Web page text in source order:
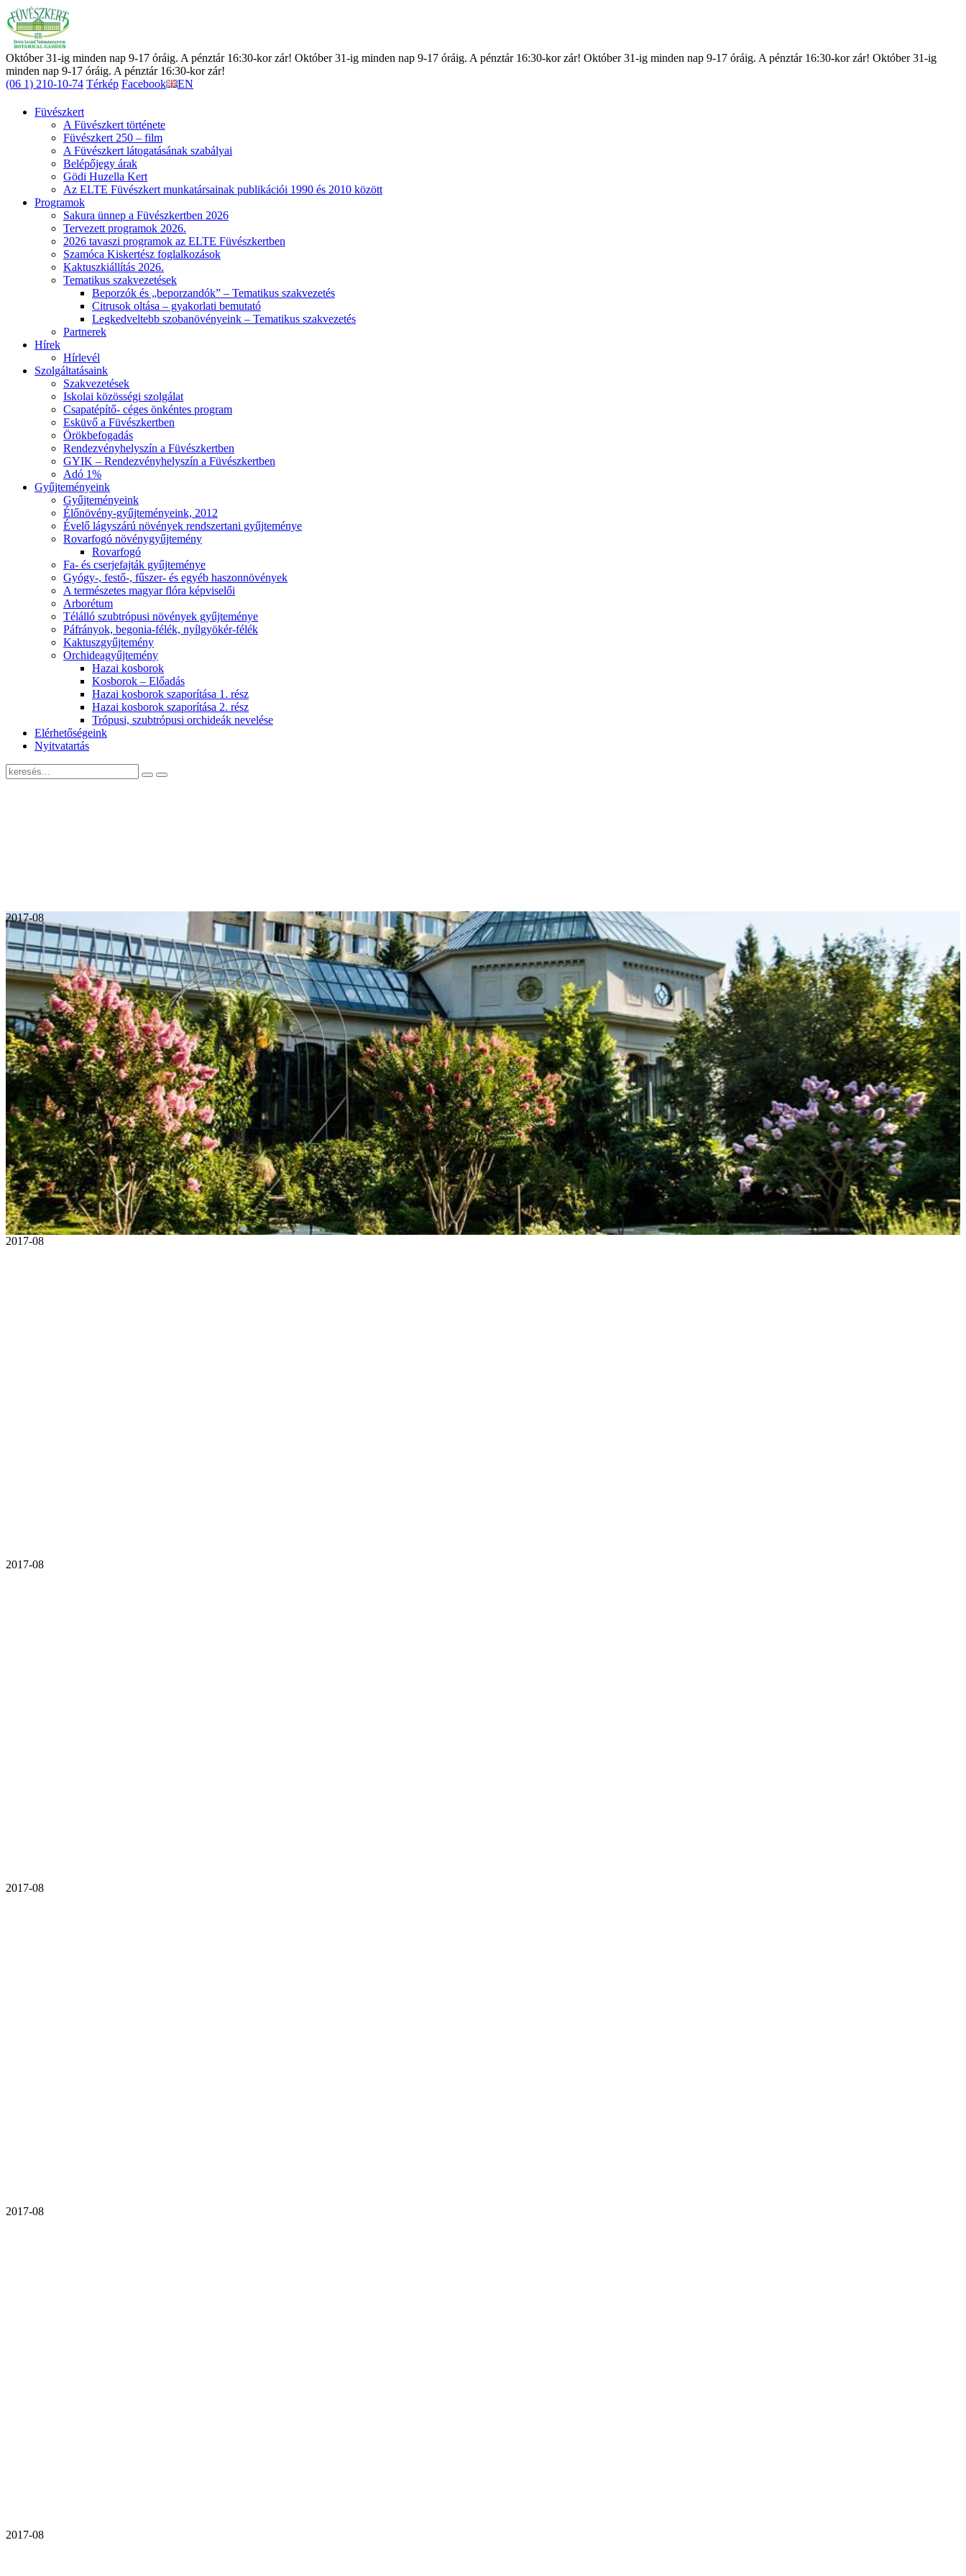
Október 31-ig minden nap 9-17 óráig. A pénztár 16:30-kor zár! Október 31-ig minden nap 9-17 óráig. A pénztár 16:30-kor zár! Október 31-ig minden nap 9-17 óráig. A pénztár 16:30-kor zár! Október 31-ig
minden nap 9-17 óráig. A pénztár 16:30-kor zár!
(06 1) 210-10-74 Térkép Facebook EN
Füvészkert
A Füvészkert története
Füvészkert 250 – film
A Füvészkert látogatásának szabályai
Belépőjegy árak
Gödi Huzella Kert
Az ELTE Füvészkert munkatársainak publikációi 1990 és 2010 között
Programok
Sakura ünnep a Füvészkertben 2026
Tervezett programok 2026.
2026 tavaszi programok az ELTE Füvészkertben
Szamóca Kiskertész foglalkozások
Kaktuszkiállítás 2026.
Tematikus szakvezetések
Beporzók és „beporzandók” – Tematikus szakvezetés
Citrusok oltása – gyakorlati bemutató
Legkedveltebb szobanövényeink – Tematikus szakvezetés
Partnerek
Hírek
Hírlevél
Szolgáltatásaink
Szakvezetések
Iskolai közösségi szolgálat
Csapatépítő- céges önkéntes program
Esküvő a Füvészkertben
Örökbefogadás
Rendezvényhelyszín a Füvészkertben
GYIK – Rendezvényhelyszín a Füvészkertben
Adó 1%
Gyűjteményeink
Gyűjteményeink
Élőnövény-gyűjteményeink, 2012
Évelő lágyszárú növények rendszertani gyűjteménye
Rovarfogó növénygyűjtemény
Rovarfogó
Fa- és cserjefajták gyűjteménye
Gyógy-, festő-, fűszer- és egyéb haszonnövények
A természetes magyar flóra képviselői
Arborétum
Télálló szubtrópusi növények gyűjteménye
Páfrányok, begonia-félék, nyílgyökér-félék
Kaktuszgyűjtemény
Orchideagyűjtemény
Hazai kosborok
Kosborok – Előadás
Hazai kosborok szaporítása 1. rész
Hazai kosborok szaporítása 2. rész
Trópusi, szubtrópusi orchideák nevelése
Elérhetőségeink
Nyitvatartás
2017-08
2017-08
2017-08
2017-08
2017-08
2017-08